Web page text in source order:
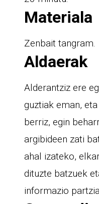
Materiala
Zenbait tangram.
Aldaerak
Alderantziz ere
guztiak eman,
berriz, egin
argibideen zati
ahal izateko,
dituzte batzuek
informazio